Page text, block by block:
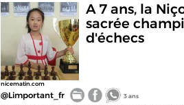
nicematin.com
A 7 ans, la
sacrée
d'échecs
@Limportant_fr 3 ans